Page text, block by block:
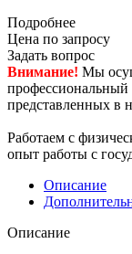
Подробнее
Цена по запросу
Задать вопрос
Внимание! Мы
профессиональный
представленных в
Работаем с
опыт работы с
Описание
Описание